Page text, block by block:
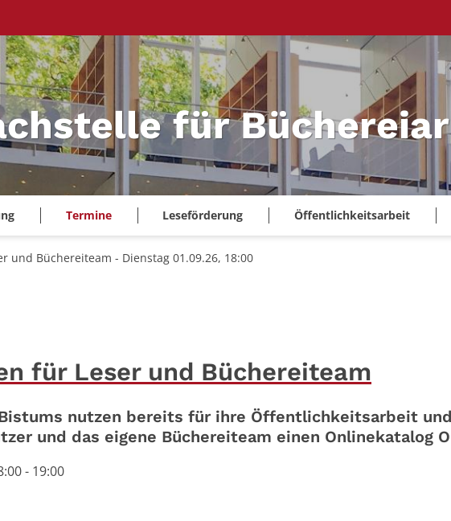
für
Termine Leseförderung Öffentlichkeitsarbeit
und Büchereiteam - Dienstag 01.09.26, 18:00
für Leser und Büchereiteam
nutzen bereits für ihre Öffentlichkeitsarbeit
und das eigene Büchereiteam einen Onlinekatalog
- 19:00